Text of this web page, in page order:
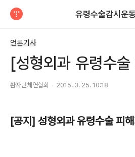
유령수술감시운
언론기사
[성형외과 유령수
환자단체연합회 2015. 3. 25. 10:18
[공지] 성형외과 유령수술 피해